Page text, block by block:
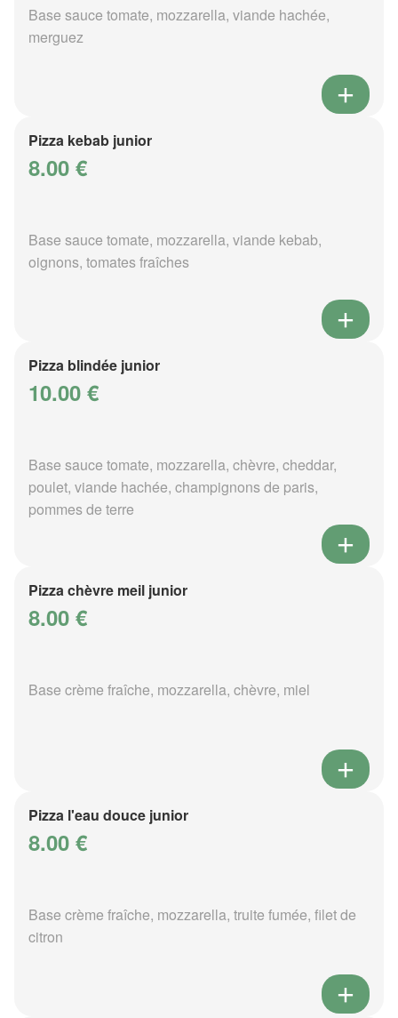
Base sauce tomate, mozzarella, viande hachée,
merguez
Pizza kebab junior
8.00 €
Base sauce tomate, mozzarella, viande kebab,
oignons, tomates fraîches
Pizza blindée junior
10.00 €
Base sauce tomate, mozzarella, chèvre, cheddar,
poulet, viande hachée, champignons de paris,
pommes de terre
Pizza chèvre meil junior
8.00 €
Base crème fraîche, mozzarella, chèvre, miel
Pizza l'eau douce junior
8.00 €
Base crème fraîche, mozzarella, truite fumée, filet de
citron